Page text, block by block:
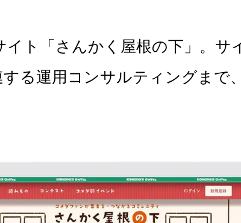
ト「さんかく屋根の下」。サ
る運用コンサルティングまで